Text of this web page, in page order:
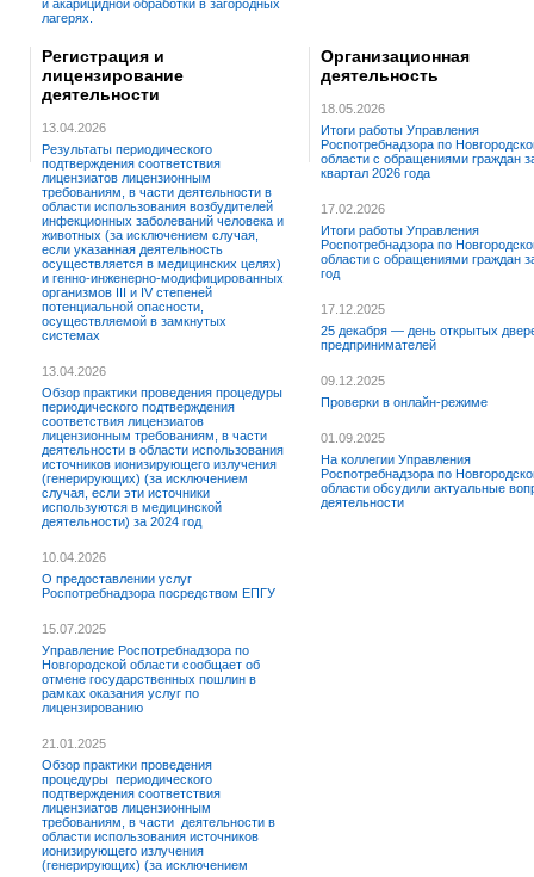
и акарицидной обработки в загородных
лагерях.
Регистрация и
лицензирование
деятельности
13.04.2026
Результаты периодического
подтверждения соответствия
лицензиатов лицензионным
требованиям, в части деятельности в
области использования возбудителей
инфекционных заболеваний человека и
животных (за исключением случая,
если указанная деятельность
осуществляется в медицинских целях)
и генно-инженерно-модифицированных
организмов III и IV степеней
потенциальной опасности,
осуществляемой в замкнутых
системах
13.04.2026
Обзор практики проведения процедуры
периодического подтверждения
соответствия лицензиатов
лицензионным требованиям, в части
деятельности в области использования
источников ионизирующего излучения
(генерирующих) (за исключением
случая, если эти источники
используются в медицинской
деятельности) за 2024 год
10.04.2026
О предоставлении услуг
Роспотребнадзора посредством ЕПГУ
15.07.2025
Управление Роспотребнадзора по
Новгородской области сообщает об
отмене государственных пошлин в
рамках оказания услуг по
лицензированию
21.01.2025
Обзор практики проведения
процедуры периодического
подтверждения соответствия
лицензиатов лицензионным
требованиям, в части деятельности в
области использования источников
ионизирующего излучения
(генерирующих) (за исключением
Организационная
деятельность
18.05.2026
Итоги работы Управления
Роспотребнадзора по
области с обращениями граждан
квартал 2026 года
17.02.2026
Итоги работы Управления
Роспотребнадзора по
области с обращениями граждан
год
17.12.2025
25 декабря — день открытых
предпринимателей
09.12.2025
Проверки в онлайн-режиме
01.09.2025
На коллегии Управления
Роспотребнадзора по
области обсудили актуальные
деятельности